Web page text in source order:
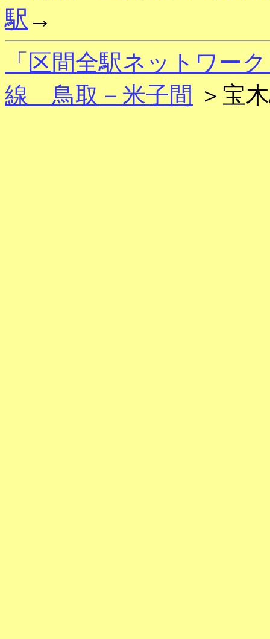
駅 →
「区間全駅ネットワー
線 鳥取－米子間 ＞宝